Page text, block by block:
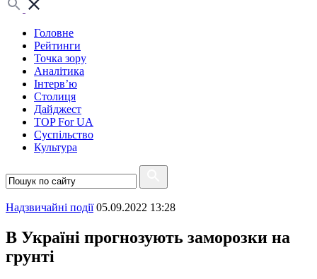
Головне
Рейтинги
Точка зору
Аналітика
Інтерв’ю
Столиця
Дайджест
TOP For UA
Суспiльство
Культура
Надзвичайні події 05.09.2022 13:28
В Україні прогнозують заморозки на
грунті